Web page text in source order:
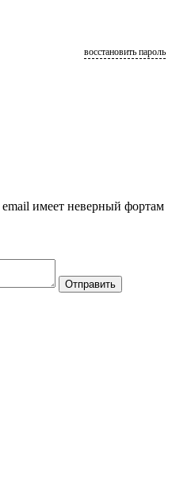
восстановить пароль
имеет неверный фортам
Отправить